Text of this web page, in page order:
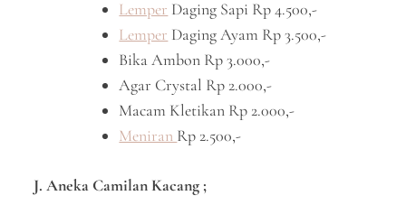
Lemper Daging Sapi Rp 4.500,-
Lemper Daging Ayam Rp 3.500,-
Bika Ambon Rp 3.000,-
Agar Crystal Rp 2.000,-
Macam Kletikan Rp 2.000,-
Meniran Rp 2.500,-
J. Aneka Camilan Kacang ;